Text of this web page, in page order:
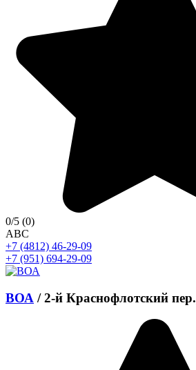
0/5 (0)
ABC
+7 (4812) 46-29-09
+7 (951) 694-29-09
ВОА /2-й Краснофлотский